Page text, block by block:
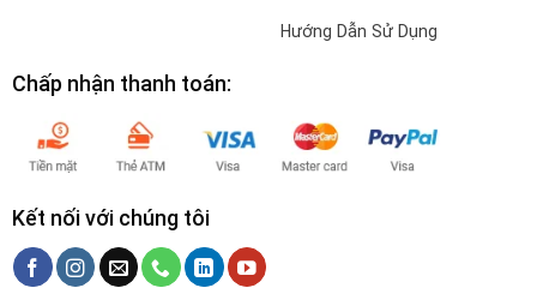
Hướng Dẫn Sử Dụng
Chấp nhận thanh toán:
Kết nối với chúng tôi